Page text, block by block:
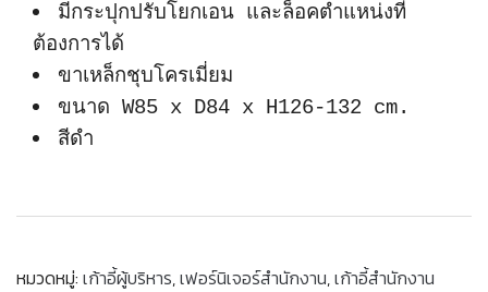
มีกระปุกปรับโยกเอน และล็อคตำแหน่งที่
ต้องการได้
ขาเหล็กชุบโครเมี่ยม
ขนาด W85 x D84 x H126-132 cm.
สีดำ
หมวดหมู่: เก้าอี้ผู้บริหาร,เฟอร์นิเจอร์สำนักงาน,เก้าอี้สำนักงาน